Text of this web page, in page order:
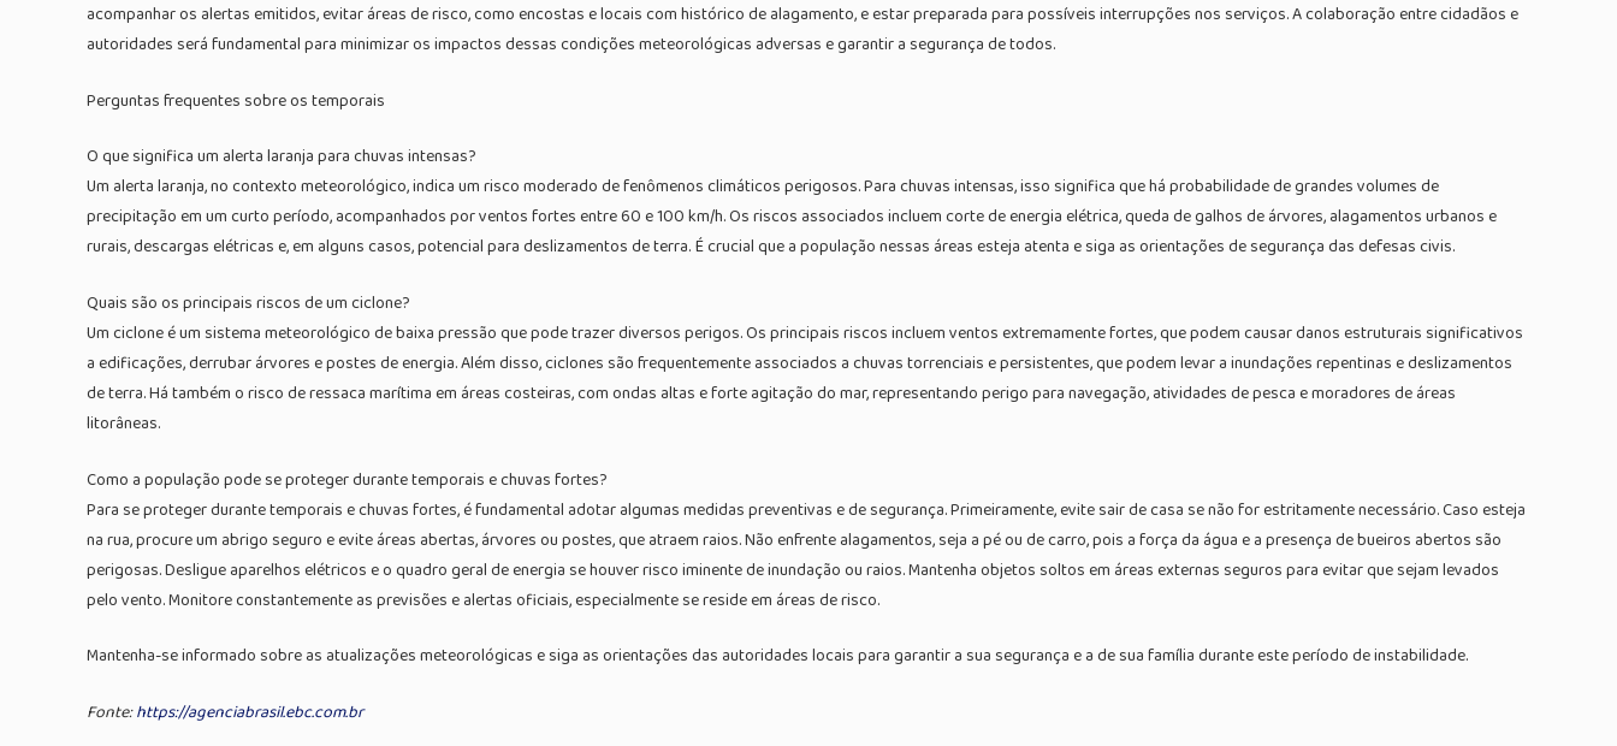
acompanhar os alertas emitidos, evitar áreas de risco, como encostas e locais com histórico de alagamento, e estar preparada para possíveis interrupções nos serviços. A colaboração entre cidadãos e
autoridades será fundamental para minimizar os impactos dessas condições meteorológicas adversas e garantir a segurança de todos.
Perguntas frequentes sobre os temporais
O que significa um alerta laranja para chuvas intensas?
Um alerta laranja, no contexto meteorológico, indica um risco moderado de fenômenos climáticos perigosos. Para chuvas intensas, isso significa que há probabilidade de grandes volumes de
precipitação em um curto período, acompanhados por ventos fortes entre 60 e 100 km/h. Os riscos associados incluem corte de energia elétrica, queda de galhos de árvores, alagamentos urbanos e
rurais, descargas elétricas e, em alguns casos, potencial para deslizamentos de terra. É crucial que a população nessas áreas esteja atenta e siga as orientações de segurança das defesas civis.
Quais são os principais riscos de um ciclone?
Um ciclone é um sistema meteorológico de baixa pressão que pode trazer diversos perigos. Os principais riscos incluem ventos extremamente fortes, que podem causar danos estruturais significativos
a edificações, derrubar árvores e postes de energia. Além disso, ciclones são frequentemente associados a chuvas torrenciais e persistentes, que podem levar a inundações repentinas e deslizamentos
de terra. Há também o risco de ressaca marítima em áreas costeiras, com ondas altas e forte agitação do mar, representando perigo para navegação, atividades de pesca e moradores de áreas
litorâneas.
Como a população pode se proteger durante temporais e chuvas fortes?
Para se proteger durante temporais e chuvas fortes, é fundamental adotar algumas medidas preventivas e de segurança. Primeiramente, evite sair de casa se não for estritamente necessário. Caso esteja
na rua, procure um abrigo seguro e evite áreas abertas, árvores ou postes, que atraem raios. Não enfrente alagamentos, seja a pé ou de carro, pois a força da água e a presença de bueiros abertos são
perigosas. Desligue aparelhos elétricos e o quadro geral de energia se houver risco iminente de inundação ou raios. Mantenha objetos soltos em áreas externas seguros para evitar que sejam levados
pelo vento. Monitore constantemente as previsões e alertas oficiais, especialmente se reside em áreas de risco.
Mantenha-se informado sobre as atualizações meteorológicas e siga as orientações das autoridades locais para garantir a sua segurança e a de sua família durante este período de instabilidade.
Fonte:https://agenciabrasil.ebc.com.br